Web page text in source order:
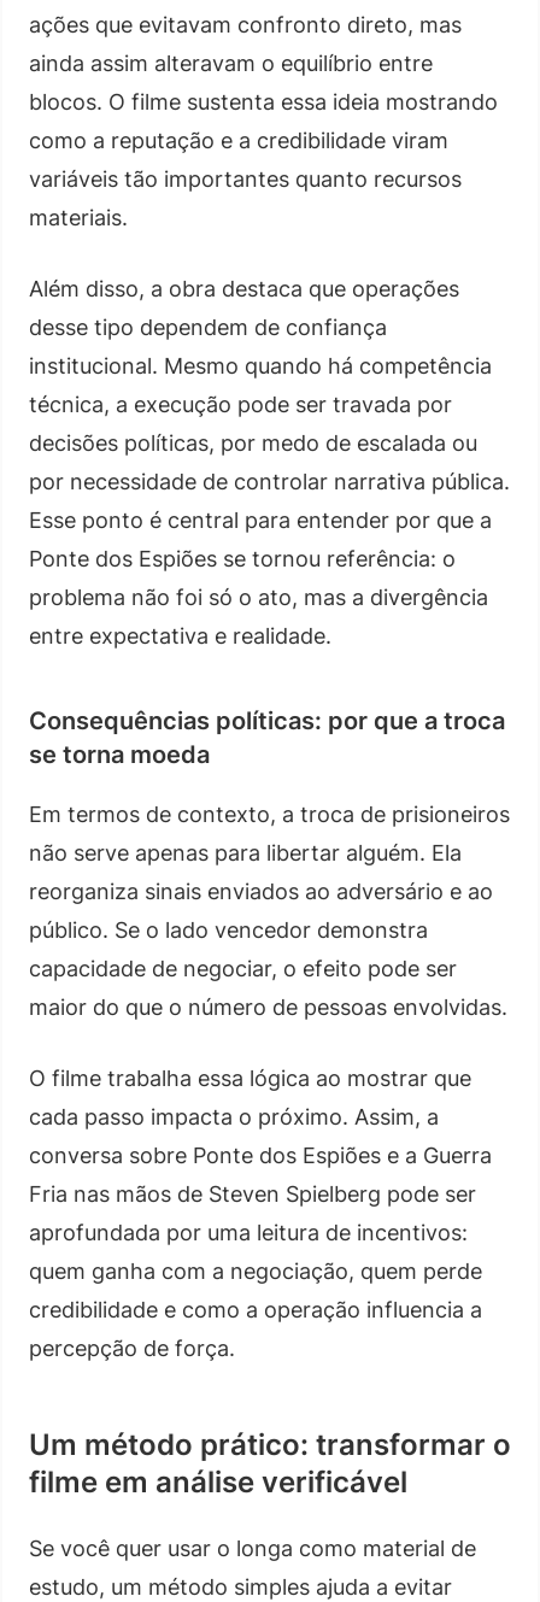
ações que evitavam confronto direto, mas
ainda assim alteravam o equilíbrio entre
blocos. O filme sustenta essa ideia mostrando
como a reputação e a credibilidade viram
variáveis tão importantes quanto recursos
materiais.
Além disso, a obra destaca que operações
desse tipo dependem de confiança
institucional. Mesmo quando há competência
técnica, a execução pode ser travada por
decisões políticas, por medo de escalada ou
por necessidade de controlar narrativa pública.
Esse ponto é central para entender por que a
Ponte dos Espiões se tornou referência: o
problema não foi só o ato, mas a divergência
entre expectativa e realidade.
Consequências políticas: por que a troca
se torna moeda
Em termos de contexto, a troca de prisioneiros
não serve apenas para libertar alguém. Ela
reorganiza sinais enviados ao adversário e ao
público. Se o lado vencedor demonstra
capacidade de negociar, o efeito pode ser
maior do que o número de pessoas envolvidas.
O filme trabalha essa lógica ao mostrar que
cada passo impacta o próximo. Assim, a
conversa sobre Ponte dos Espiões e a Guerra
Fria nas mãos de Steven Spielberg pode ser
aprofundada por uma leitura de incentivos:
quem ganha com a negociação, quem perde
credibilidade e como a operação influencia a
percepção de força.
Um método prático: transformar o
filme em análise verificável
Se você quer usar o longa como material de
estudo, um método simples ajuda a evitar